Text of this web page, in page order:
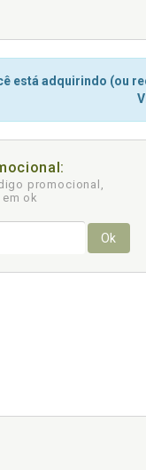
está adquirindo (ou
promocional,
ok
Ok